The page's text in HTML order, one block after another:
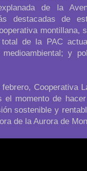
de la
destacadas de
montillana,
de la PAC
y
Cooperativa
el momento de
sostenible y
de la Aurora de